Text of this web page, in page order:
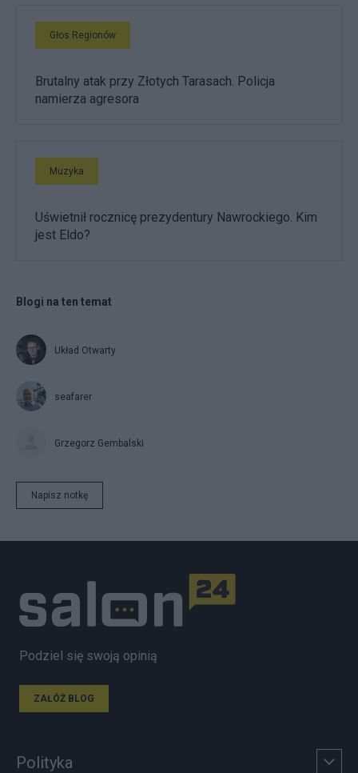
Głos Regionów
Brutalny atak przy Złotych Tarasach. Policja
namierza agresora
Muzyka
Uświetnił rocznicę prezydentury Nawrockiego. Kim
jest Eldo?
Blogi na ten temat
Układ Otwarty
seafarer
Grzegorz Gembalski
Napisz notkę
Podziel się swoją opinią
ZAŁÓŻ BLOG
Polityka